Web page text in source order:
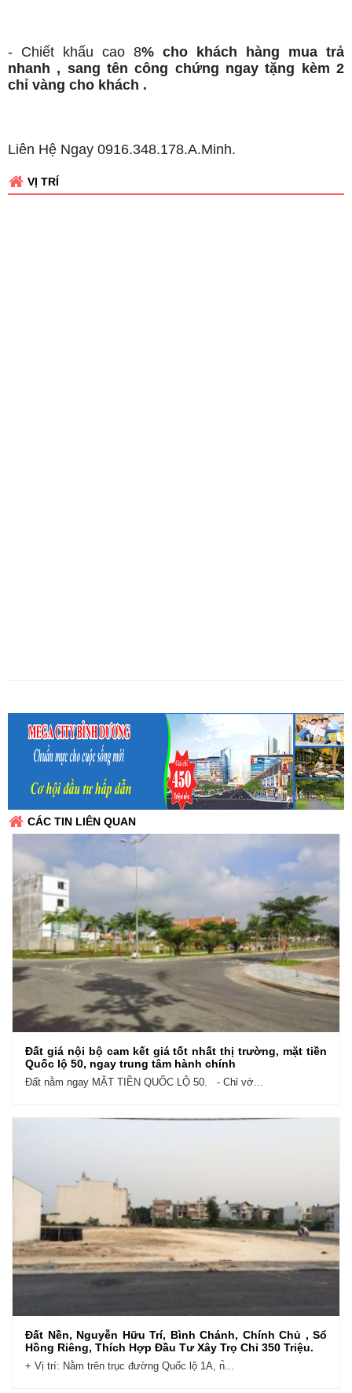
- Chiết khấu cao 8% cho khách hàng mua trả
nhanh , sang tên công chứng ngay tặng kèm 2
chỉ vàng cho khách .
Liên Hệ Ngay 0916.348.178.A.Minh.
VỊ TRÍ
CÁC TIN LIÊN QUAN
Đất giá nội bộ cam kết giá tốt nhất thị trường, mặt tiền
Quốc lộ 50, ngay trung tâm hành chính
Đất nằm ngay MẶT TIỀN QUỐC LỘ 50. - Chỉ vớ...
Đất Nền, Nguyễn Hữu Trí, Bình Chánh, Chính Chủ , Sổ
Hồng Riêng, Thích Hợp Đầu Tư Xây Trọ Chỉ 350 Triệu.
+ Vị trí: Nằm trên trục đường Quốc lộ 1A, n̑...